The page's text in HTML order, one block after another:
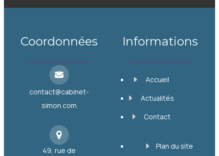
Coordonnées
contact@cabinet-
simon.com
49, rue de
Informations
Accueil
Actualités
Contact
Plan du site